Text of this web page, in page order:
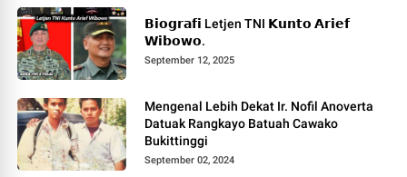
𝗕𝗶𝗼𝗴𝗿𝗮𝗳𝗶 Letjen TNI 𝗞𝘂𝗻𝘁𝗼 𝗔𝗿𝗶𝗲𝗳
𝗪𝗶𝗯𝗼𝘄𝗼.
September 12, 2025
Mengenal Lebih Dekat Ir. Nofil Anoverta
Datuak Rangkayo Batuah Cawako
Bukittinggi
September 02, 2024